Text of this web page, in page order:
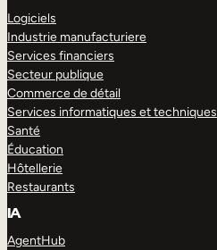
Logiciels
Industrie manufacturiere
Services financiers
Secteur publique
Commerce de détail
Services informatiques et techniques
Santé
Éducation
Hôtellerie
Restaurants
IA
AgentHub